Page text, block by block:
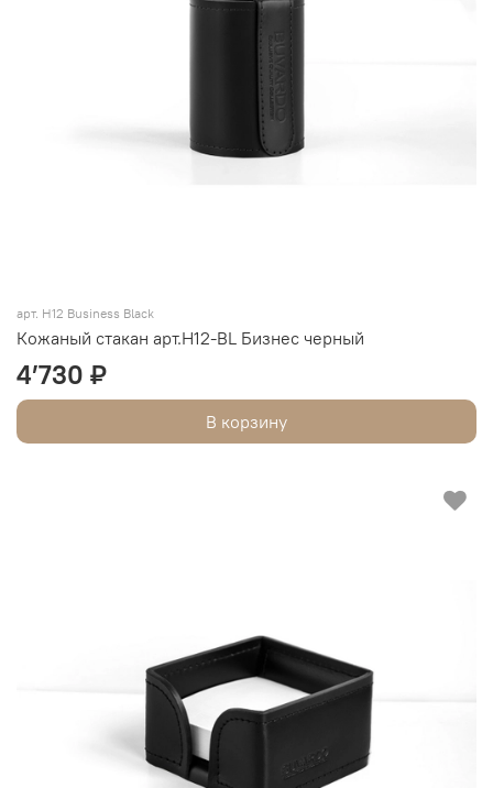
арт. H12 Business Black
Кожаный стакан арт.Н12-BL Бизнес черный
4’730 ₽
В корзину